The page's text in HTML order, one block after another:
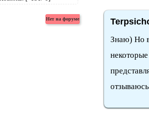
Знаю) Но